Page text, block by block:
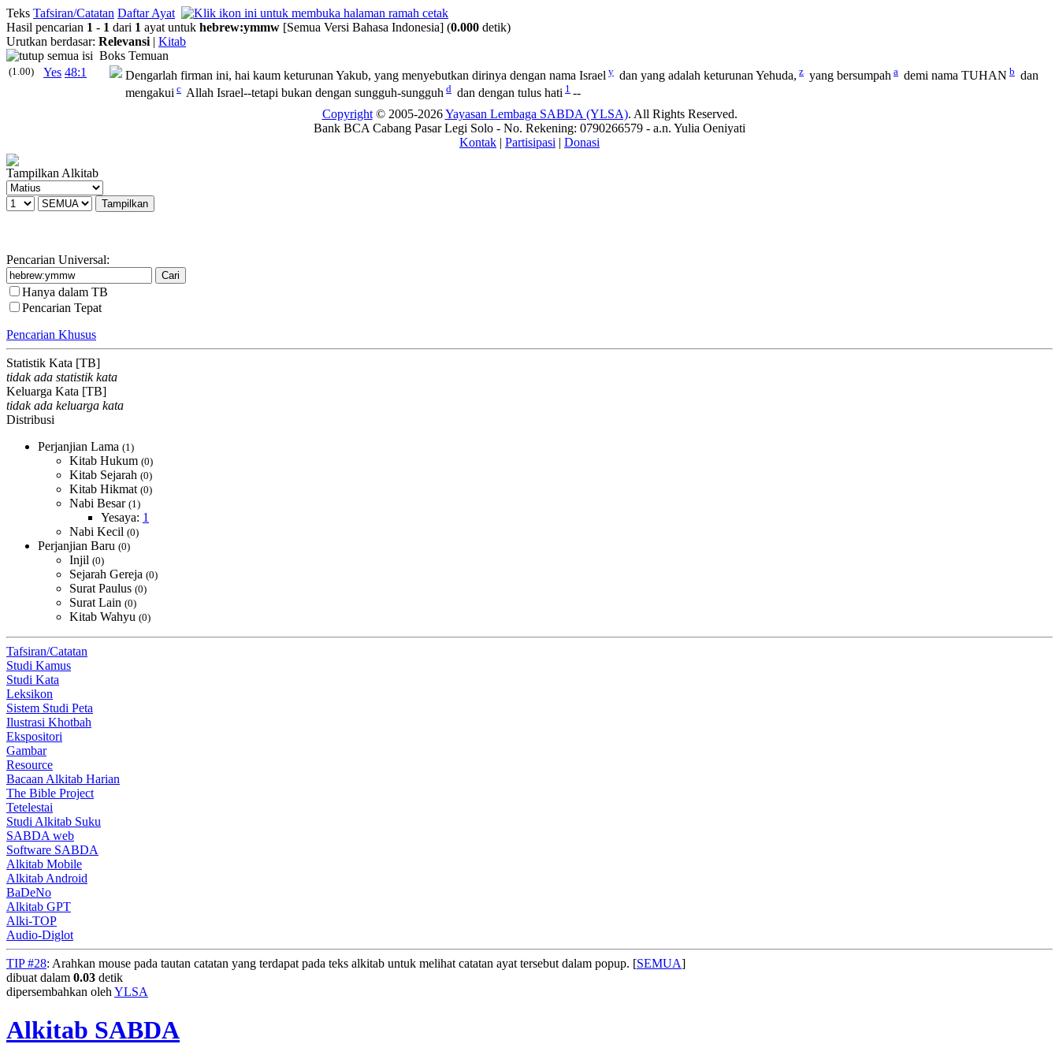
Teks Tafsiran/Catatan Daftar Ayat
Hasil pencarian 1 - 1 dari 1 ayat untuk hebrew:ymmw [Semua Versi Bahasa Indonesia] (0.000 detik)
Urutkan berdasar: Relevansi | Kitab
Boks Temuan
(1.00) Yes 48:1 Dengarlah firman ini, hai kaum keturunan Yakub, yang menyebutkan dirinya dengan nama Israel y dan yang adalah keturunan Yehuda, z yang bersumpah a demi nama TUHAN b dan
mengakui c Allah Israel--tetapi bukan dengan sungguh-sungguh d dan dengan tulus hati 1 --
Copyright© 2005-2026Yayasan Lembaga SABDA (YLSA). All Rights Reserved.
Bank BCA Cabang Pasar Legi Solo - No. Rekening: 0790266579 - a.n. Yulia Oeniyati
Kontak | Partisipasi | Donasi
Tampilkan Alkitab
Pencarian Universal:
Hanya dalam TB
Pencarian Tepat
Pencarian Khusus
Statistik Kata [TB]
tidak ada statistik kata
Keluarga Kata [TB]
tidak ada keluarga kata
Distribusi
Perjanjian Lama (1)
Kitab Hukum (0)
Kitab Sejarah (0)
Kitab Hikmat (0)
Nabi Besar (1)
Yesaya: 1
Nabi Kecil (0)
Perjanjian Baru (0)
Injil (0)
Sejarah Gereja (0)
Surat Paulus (0)
Surat Lain (0)
Kitab Wahyu (0)
Tafsiran/Catatan
Studi Kamus
Studi Kata
Leksikon
Sistem Studi Peta
Ilustrasi Khotbah
Ekspositori
Gambar
Resource
Bacaan Alkitab Harian
The Bible Project
Tetelestai
Studi Alkitab Suku
SABDA web
Software SABDA
Alkitab Mobile
Alkitab Android
BaDeNo
Alkitab GPT
Alki-TOP
Audio-Diglot
TIP #28: Arahkan mouse pada tautan catatan yang terdapat pada teks alkitab untuk melihat catatan ayat tersebut dalam popup. [SEMUA]
dibuat dalam 0.03 detik
dipersembahkan oleh YLSA
Alkitab SABDA